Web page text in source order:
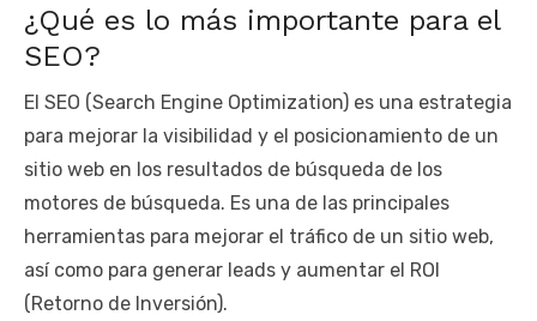
¿Qué es lo más importante para el
SEO?
El SEO (Search Engine Optimization) es una estrategia
para mejorar la visibilidad y el posicionamiento de un
sitio web en los resultados de búsqueda de los
motores de búsqueda. Es una de las principales
herramientas para mejorar el tráfico de un sitio web,
así como para generar leads y aumentar el ROI
(Retorno de Inversión).